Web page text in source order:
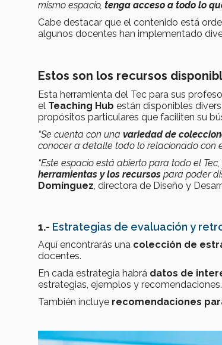
mismo espacio, tenga acceso a todo lo
Cabe destacar que el contenido está
algunos docentes han implementado
Estos son los recursos
Esta herramienta del Tec para sus
el Teaching Hub están disponibles
propósitos particulares que faciliten su
“Se cuenta con una variedad de
conocer a detalle todo lo relacionado con
“Este espacio está abierto para todo el
herramientas y los recursos para poder
Domínguez, directora de Diseño y
1.- Estrategias de evaluación y
Aquí encontrarás una colección de
docentes.
En cada estrategia habrá datos de
estrategias, ejemplos y recomendaciones.
También incluye recomendaciones